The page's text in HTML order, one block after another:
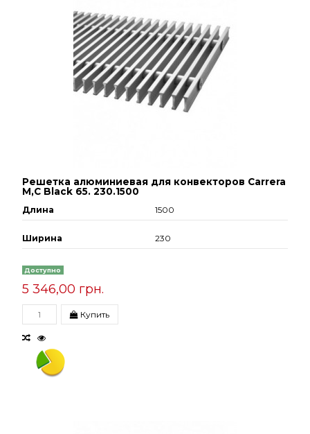
Решетка алюминиевая для конвекторов Carrera
М,С Black 65. 230.1500
Длина 1500
Ширина 230
Доступно
5 346,00 грн.
Купить